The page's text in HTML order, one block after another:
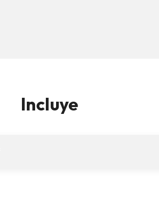
Incluye